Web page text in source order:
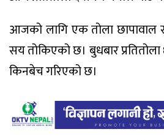
आजको लागि एक तोला
सय तोकिएको छ। बुधबार
किनबेच गरिएको छ।